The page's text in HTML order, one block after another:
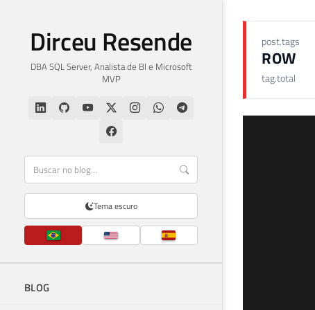
Dirceu Resende
DBA SQL Server, Analista de BI e Microsoft
MVP
Tema escuro
BLOG
post.tags
ROW
tag.total